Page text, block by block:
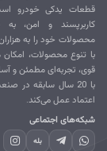
یدکی خودرو است
و امن، به
خود را به هزاران
تنوع محصولات، امکان
تجربه‌ای مطمئن و آسان را
با 20 سال سابقه در
عمل می‌کند.
اجتماعی
بله